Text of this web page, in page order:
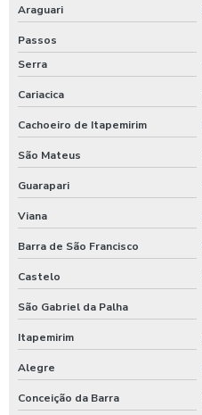
Araguari
Passos
Serra
Cariacica
Cachoeiro de Itapemirim
São Mateus
Guarapari
Viana
Barra de São Francisco
Castelo
São Gabriel da Palha
Itapemirim
Alegre
Conceição da Barra